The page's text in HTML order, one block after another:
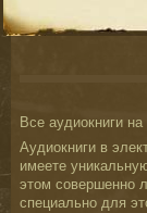
Все аудиокниги
Аудиокниги в
имеете
этом совершенно
специально для